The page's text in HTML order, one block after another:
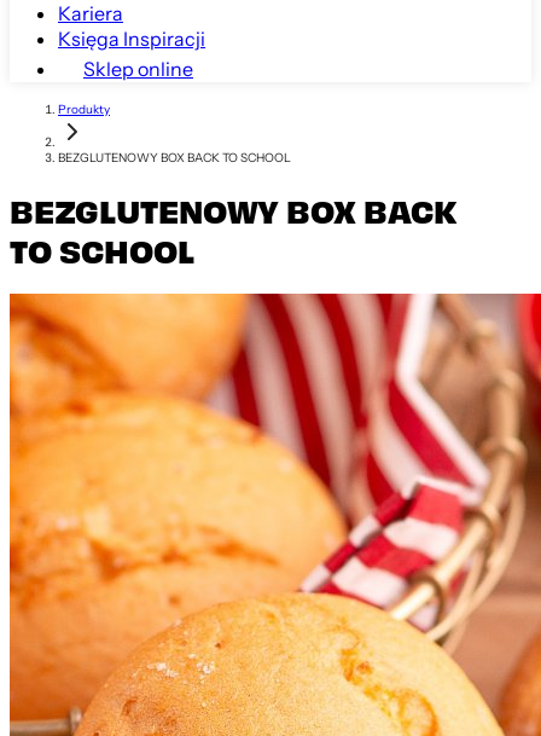
Kariera
Księga Inspiracji
Sklep online
Produkty
BEZGLUTENOWY BOX BACK TO SCHOOL
BEZGLUTENOWY BOX BACK
TO SCHOOL